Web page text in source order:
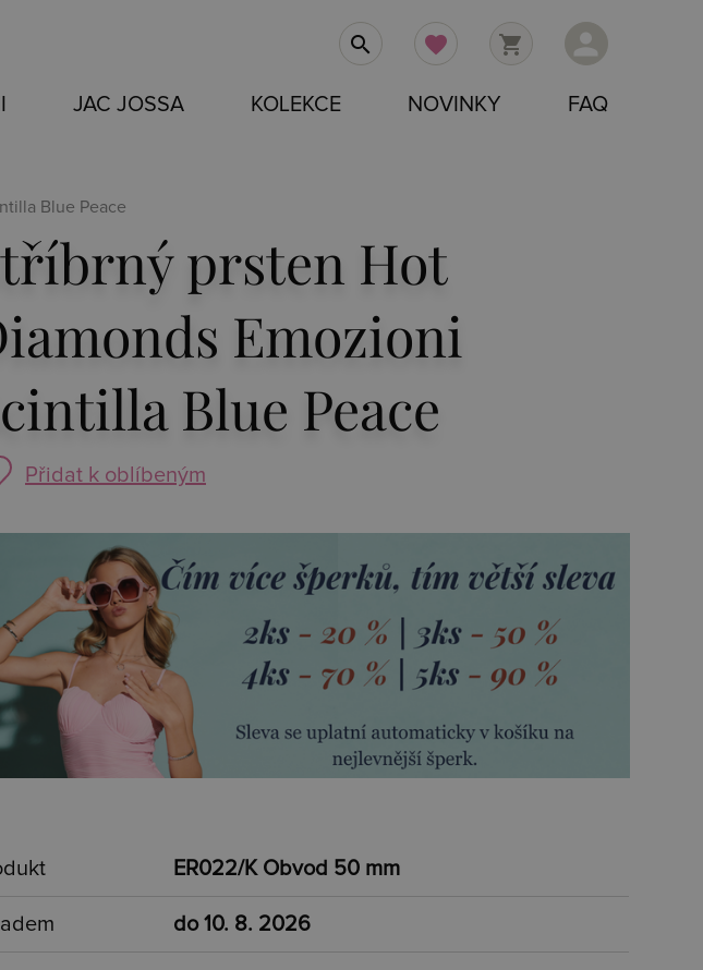
person
shopping_cart
favorite
search
JAC JOSSA KOLEKCE NOVINKY FAQ
Blue Peace
prsten Hot
Emozioni
Blue Peace
Přidat k oblíbeným
ER022/K Obvod 50 mm
do 10. 8. 2026